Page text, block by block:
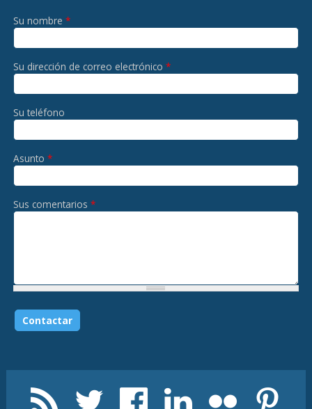
Su nombre *
Su dirección de correo electrónico *
Su teléfono
Asunto *
Sus comentarios *